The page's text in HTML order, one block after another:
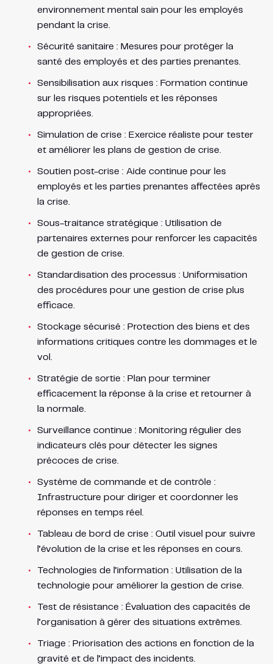
environnement mental sain pour les employés
pendant la crise.
Sécurité sanitaire : Mesures pour protéger la
santé des employés et des parties prenantes.
Sensibilisation aux risques : Formation continue
sur les risques potentiels et les réponses
appropriées.
Simulation de crise : Exercice réaliste pour tester
et améliorer les plans de gestion de crise.
Soutien post-crise : Aide continue pour les
employés et les parties prenantes affectées après
la crise.
Sous-traitance stratégique : Utilisation de
partenaires externes pour renforcer les capacités
de gestion de crise.
Standardisation des processus : Uniformisation
des procédures pour une gestion de crise plus
efficace.
Stockage sécurisé : Protection des biens et des
informations critiques contre les dommages et le
vol.
Stratégie de sortie : Plan pour terminer
efficacement la réponse à la crise et retourner à
la normale.
Surveillance continue : Monitoring régulier des
indicateurs clés pour détecter les signes
précoces de crise.
Système de commande et de contrôle :
Infrastructure pour diriger et coordonner les
réponses en temps réel.
Tableau de bord de crise : Outil visuel pour suivre
l’évolution de la crise et les réponses en cours.
Technologies de l’information : Utilisation de la
technologie pour améliorer la gestion de crise.
Test de résistance : Évaluation des capacités de
l’organisation à gérer des situations extrêmes.
Triage : Priorisation des actions en fonction de la
gravité et de l’impact des incidents.